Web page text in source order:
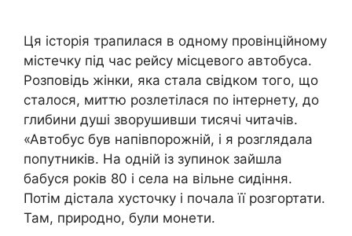
Ця історія трапилася в одному провінційному
містечку під час рейсу місцевого автобуса.
Розповідь жінки, яка стала свідком того, що
сталося, миттю розлетілася по інтернету, до
глибини душі зворушивши тисячі читачів.
«Автобус був напівпорожній, і я розглядала
попутників. На одній із зупинок зайшла
бабуся років 80 і села на вільне сидіння.
Потім дістала хусточку і почала її розгортати.
Там, природно, були монети.